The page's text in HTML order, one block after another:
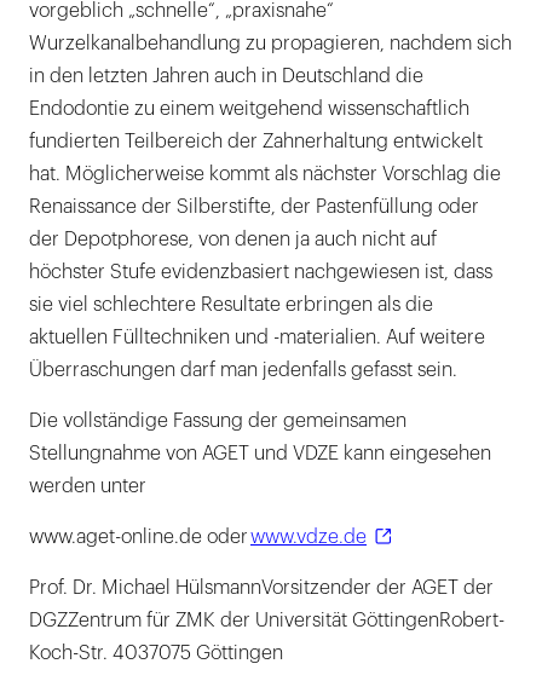
vorgeblich „schnelle“, „praxisnahe“
Wurzelkanalbehandlung zu propagieren, nachdem sich
in den letzten Jahren auch in Deutschland die
Endodontie zu einem weitgehend wissenschaftlich
fundierten Teilbereich der Zahnerhaltung entwickelt
hat. Möglicherweise kommt als nächster Vorschlag die
Renaissance der Silberstifte, der Pastenfüllung oder
der Depotphorese, von denen ja auch nicht auf
höchster Stufe evidenzbasiert nachgewiesen ist, dass
sie viel schlechtere Resultate erbringen als die
aktuellen Fülltechniken und -materialien. Auf weitere
Überraschungen darf man jedenfalls gefasst sein.
Die vollständige Fassung der gemeinsamen
Stellungnahme von AGET und VDZE kann eingesehen
werden unter
www.aget-online.de oderwww.vdze.de
Prof. Dr. Michael HülsmannVorsitzender der AGET der
DGZZentrum für ZMK der Universität GöttingenRobert-
Koch-Str. 4037075 Göttingen